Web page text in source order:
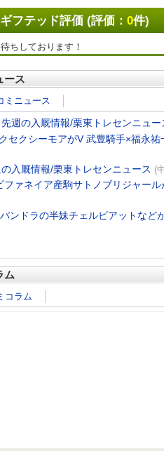
フテッド評価 (評価： 0件)
ちしております！
ース
ミニュース
週の入厩情報/栗東トレセンニュー
セクシーモアがV 武豊騎手×福永
入厩情報/栗東トレセンニュース (
ファネイア産駒サトノブリジャー
ンドラの半妹チェルビアットなど
ム
コラム